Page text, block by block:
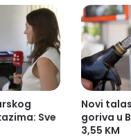
Sve
Novi
goriva u
3,55 KM